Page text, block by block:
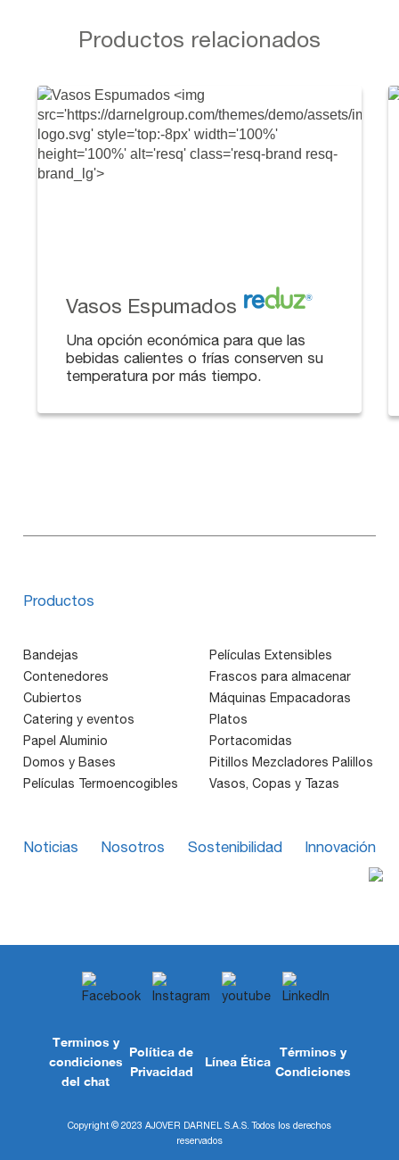
Productos relacionados
Vasos Espumados
Una opción económica para que las
bebidas calientes o frías conserven su
temperatura por más tiempo.
Productos
Bandejas
Contenedores
Cubiertos
Catering y eventos
Papel Aluminio
Domos y Bases
Películas Termoencogibles
Películas Extensibles
Frascos para almacenar
Máquinas Empacadoras
Platos
Portacomidas
Pitillos Mezcladores Palillos
Vasos, Copas y Tazas
Noticias Nosotros Sostenibilidad Innovación
Términos y
Condiciones
Terminos y
condiciones
del chat
Política de
Privacidad
Línea Ética
Copyright © 2023 AJOVER DARNEL S.A.S. Todos los derechos
reservados